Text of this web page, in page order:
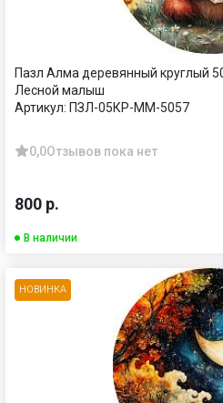
Пазл Алма деревянный круглый
Лесной малыш
Артикул: ПЗЛ-05КР-ММ-5057
0,0Отзывов пока нет
800 р.
В наличии
НОВИНКА